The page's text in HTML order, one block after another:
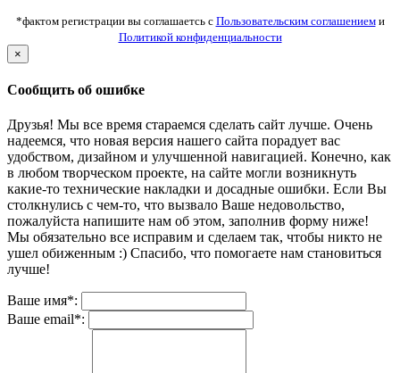
*фактом регистрации вы соглашаетсь с Пользовательским соглашениеми
Политикой конфиденциальности
×
Сообщить об ошибке
Друзья! Мы все время стараемся сделать сайт лучше. Очень
надеемся, что новая версия нашего сайта порадует вас
удобством, дизайном и улучшенной навигацией. Конечно, как
в любом творческом проекте, на сайте могли возникнуть
какие-то технические накладки и досадные ошибки. Если Вы
столкнулись с чем-то, что вызвало Ваше недовольство,
пожалуйста напишите нам об этом, заполнив форму ниже!
Мы обязательно все исправим и сделаем так, чтобы никто не
ушел обиженным :) Спасибо, что помогаете нам становиться
лучше!
Ваше имя*:
Ваше email*: